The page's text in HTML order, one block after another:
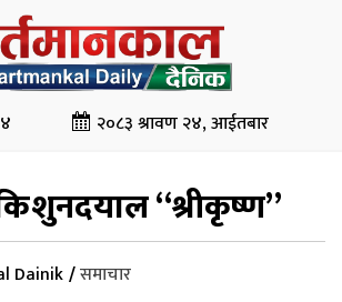
२०८३ श्रावण २४, आईतबार
“श्रीकृष्ण”
Dainik/समाचार